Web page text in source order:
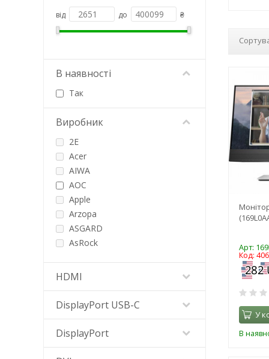
Арт:
Код:
У
В
від до ₴
В наявності
Так
Виробник
2E
Acer
AIWA
AOC
Apple
Arzopa
ASGARD
AsRock
BenQ
DAHUA
Dell
EKLEER Co., Ltd.
HDMI
DisplayPort USB-C
DisplayPort